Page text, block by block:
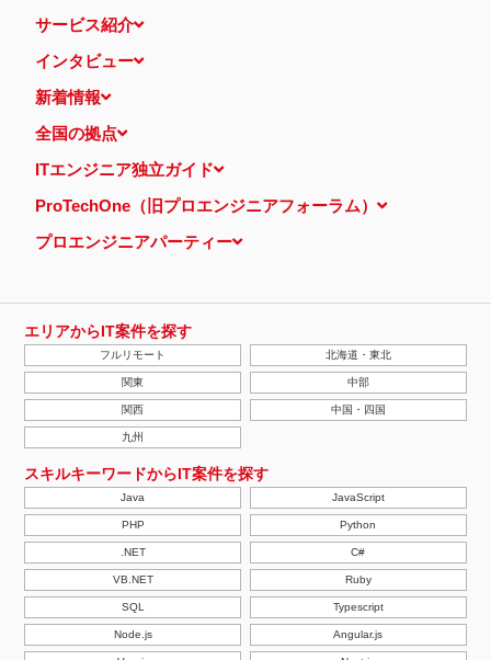
一般社団法人日本個人情報管理協会（JAPiCO）
相談・苦情受付窓口
ル泉岳寺前
本人が容易に認識できない方法による個人情報の取得
当ウェブサイトでは、広告配信事業者が提供するプログラムを利用
し、特定のサイトにおいて行動ターゲティング広告（サイト閲覧情
報などをもとにユーザーの興味・関心にあわせて広告を配信する広
告手法）を行っております。 その際、ユーザーのサイト訪問履歴
情報を採取するためCookieを使用しています（ただし、個人を特
定・識別できるような情報は一切含まれておりません）。
正、その他個人情報の安全管理のために必要かつ適切な措置を講じ
ます。
当社の個人情報の取扱いに関する苦情、相談等の問合せ先
株式会社ＰＥ－ＢＡＮＫ 個人情報相談窓口
FAX：03-3446-4180
Email：privacy@mcea.co.jp
【2019年10月7日 改訂】
サービス紹介
インタビュー
新着情報
全国の拠点
ITエンジニア独立ガイド
ProTechOne（旧プロエンジニアフォーラム）
プロエンジニアパーティー
エリアからIT案件を探す
フルリモート 北海道・東北
関東 中部
関西 中国・四国
九州
スキルキーワードからIT案件を探す
Java JavaScript
PHP Python
.NET C#
VB.NET Ruby
SQL Typescript
Node.js Angular.js